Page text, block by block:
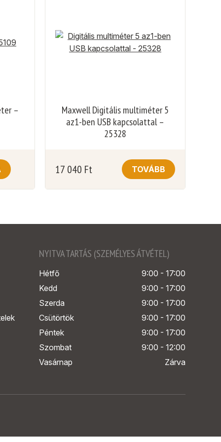
–
Maxwell Digitális multiméter 5
az1-ben USB kapcsolattal –
25328
17 040 Ft TOVÁBB
NYITVA TARTÁS (SZEMÉLYES ÁTVÉTEL)
Hétfő
9:00 - 17:00
Kedd
9:00 - 17:00
Szerda
9:00 - 17:00
Csütörtök
9:00 - 17:00
Péntek
9:00 - 17:00
Szombat
9:00 - 12:00
Vasárnap
Zárva